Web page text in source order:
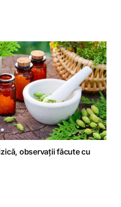
observații făcute cu